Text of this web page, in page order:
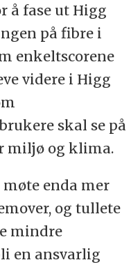
å fase ut Higg
på fibre i
enkeltscorene
videre i Higg
skal se på
miljø og klima.
enda mer
og tullete
mindre
en ansvarlig